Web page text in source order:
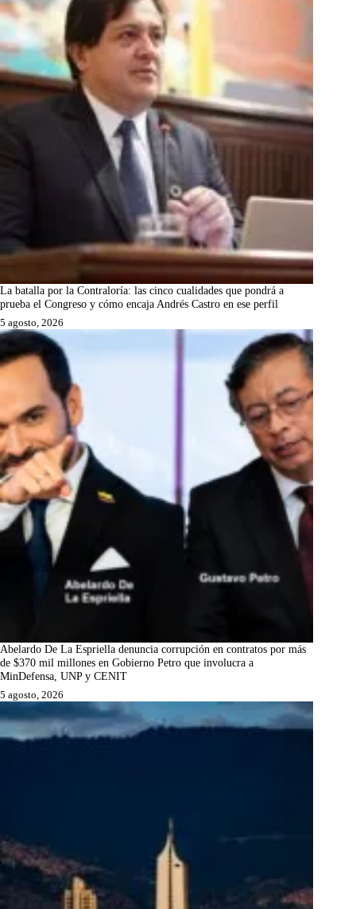
La batalla por la Contraloría: las cinco cualidades que pondrá a
prueba el Congreso y cómo encaja Andrés Castro en ese perfil
5 agosto, 2026
Abelardo De La Espriella denuncia corrupción en contratos por más
de $370 mil millones en Gobierno Petro que involucra a
MinDefensa, UNP y CENIT
5 agosto, 2026